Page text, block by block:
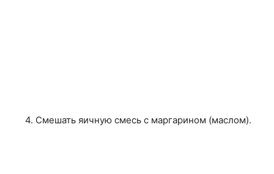
4. Смешать яичную смесь с маргарином (маслом).